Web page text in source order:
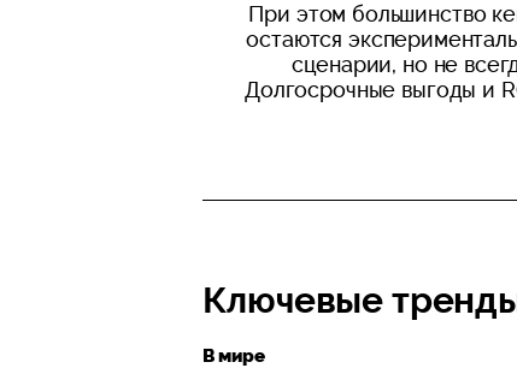
При этом большинство
остаются
сценарии, но не
Долгосрочные выгоды и
Ключевые
В мире